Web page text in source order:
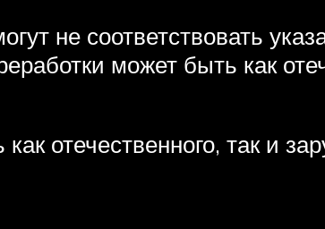
не соответствовать
может быть как
отечественного, так и